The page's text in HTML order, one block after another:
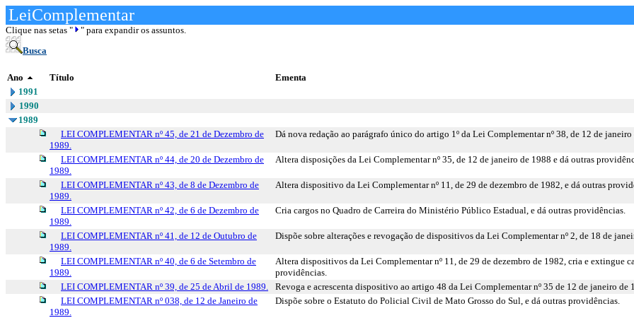
LeiComplementar
Clique nas setas "
" para expandir os assuntos.
Busca
Ano Título Ementa
1991
1990
1989
LEI COMPLEMENTAR nº 45, de 21 de Dezembro de
1989.
Dá nova redação ao parágrafo único do artigo 1º da Lei Complementar nº 38, de 12 de
LEI COMPLEMENTAR nº 44, de 20 de Dezembro de
1989.
Altera disposições da Lei Complementar nº 35, de 12 de janeiro de 1988 e dá outras
LEI COMPLEMENTAR nº 43, de 8 de Dezembro de
1989.
Altera dispositivo da Lei Complementar nº 11, de 29 de dezembro de 1982, e dá outras
LEI COMPLEMENTAR nº 42, de 6 de Dezembro de
1989.
Cria cargos no Quadro de Carreira do Ministério Público Estadual, e dá outras providências.
LEI COMPLEMENTAR nº 41, de 12 de Outubro de
1989.
Dispõe sobre alterações e revogação de dispositivos da Lei Complementar nº 2, de 18 de
LEI COMPLEMENTAR nº 40, de 6 de Setembro de
1989.
Altera dispositivos da Lei Complementar nº 11, de 29 de dezembro de 1982, cria e extingue
providências.
LEI COMPLEMENTAR nº 39, de 25 de Abril de 1989.
Revoga e acrescenta dispositivo ao artigo 48 da Lei Complementar nº 35 de 12 de janeiro de
LEI COMPLEMENTAR nº 038, de 12 de Janeiro de
1989.
Dispõe sobre o Estatuto do Policial Civil de Mato Grosso do Sul, e dá outras providências.